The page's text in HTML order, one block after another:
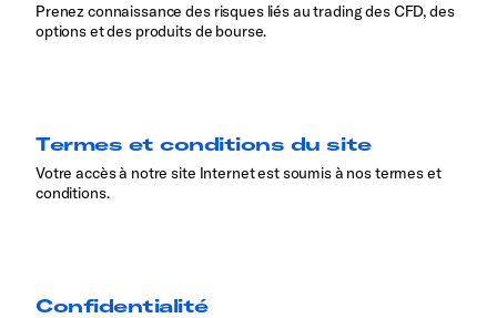
Prenez connaissance des risques liés au trading des CFD, des
options et des produits de bourse.
Termes et conditions du site
Votre accès à notre site Internet est soumis à nos termes et
conditions.
Confidentialité